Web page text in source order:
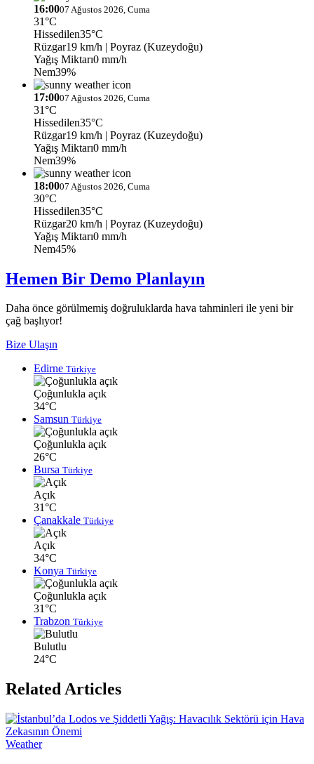
16:0007 Ağustos 2026, Cuma
31°C
Hissedilen35°C
Rüzgar19 km/h | Poyraz (Kuzeydoğu)
Yağış Miktarı0 mm/h
Nem39%
17:0007 Ağustos 2026, Cuma
31°C
Hissedilen35°C
Rüzgar19 km/h | Poyraz (Kuzeydoğu)
Yağış Miktarı0 mm/h
Nem39%
18:0007 Ağustos 2026, Cuma
30°C
Hissedilen35°C
Rüzgar20 km/h | Poyraz (Kuzeydoğu)
Yağış Miktarı0 mm/h
Nem45%
Hemen Bir Demo Planlayın
Daha önce görülmemiş doğruluklarda hava tahminleri ile yeni bir
çağ başlıyor!
Bize Ulaşın
Edirne Türkiye
Çoğunlukla açık
34°C
Samsun Türkiye
Çoğunlukla açık
26°C
Bursa Türkiye
Açık
31°C
Çanakkale Türkiye
Açık
34°C
Konya Türkiye
Çoğunlukla açık
31°C
Trabzon Türkiye
Bulutlu
24°C
Related Articles
Weather